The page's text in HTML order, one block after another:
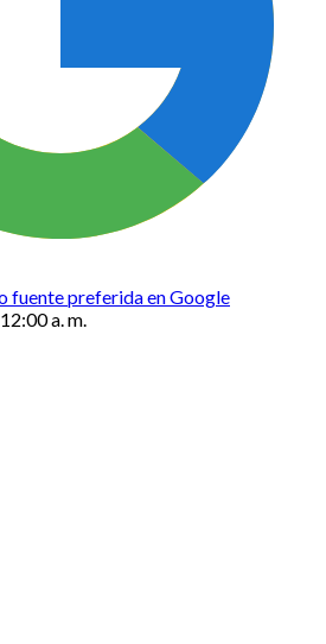
fuente preferida en Google
a. m.